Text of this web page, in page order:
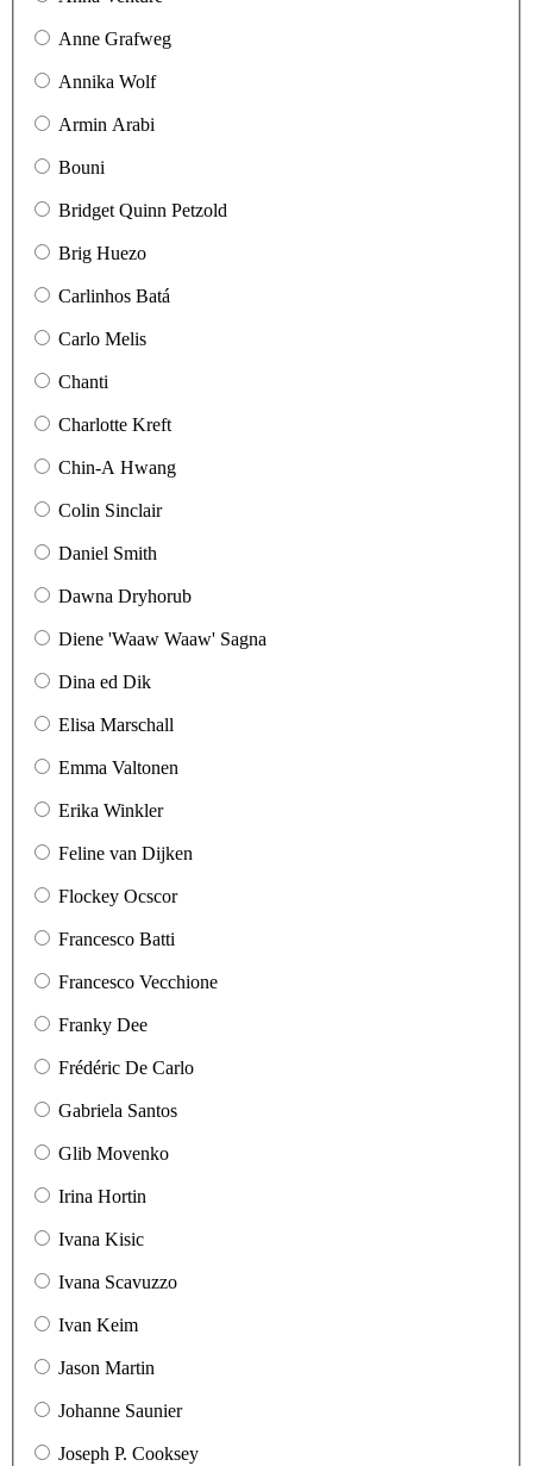
Anne Grafweg
Annika Wolf
Armin Arabi
Bouni
Bridget Quinn Petzold
Brig Huezo
Carlinhos Batá
Carlo Melis
Chanti
Charlotte Kreft
Chin-A Hwang
Colin Sinclair
Daniel Smith
Dawna Dryhorub
Diene 'Waaw Waaw' Sagna
Dina ed Dik
Elisa Marschall
Emma Valtonen
Erika Winkler
Feline van Dijken
Flockey Ocscor
Francesco Batti
Francesco Vecchione
Franky Dee
Frédéric De Carlo
Gabriela Santos
Glib Movenko
Irina Hortin
Ivana Kisic
Ivana Scavuzzo
Ivan Keim
Jason Martin
Johanne Saunier
Joseph P. Cooksey